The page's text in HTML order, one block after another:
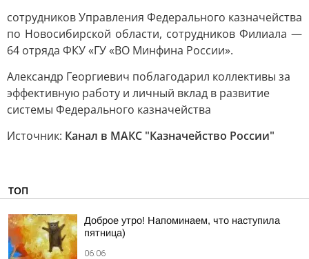
сотрудников Управления Федерального казначейства
по Новосибирской области, сотрудников Филиала —
64 отряда ФКУ «ГУ «ВО Минфина России».
Александр Георгиевич поблагодарил коллективы за
эффективную работу и личный вклад в развитие
системы Федерального казначейства
Источник: Канал в МАКС "Казначейство России"
ТОП
Доброе утро! Напоминаем, что наступила
пятница)
06:06